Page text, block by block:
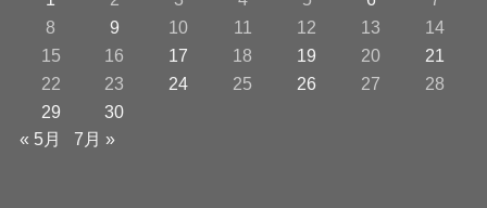
8
9 10 11 12 13
14
15
16 17 18 19 20
21
22
23 24 25 26 27
28
29
30
« 5月
7月 »